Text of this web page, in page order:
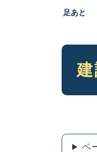
足あと
本
ペ